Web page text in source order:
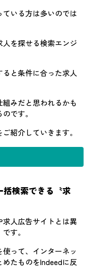
いる方は多いのでは
を探せる検索エンジ
と条件に合った求人
みだと思われるかも
です。
紹介していきます。
検索できる〝求
人広告サイトとは異
す。
って、インターネッ
めたものをIndeedに反